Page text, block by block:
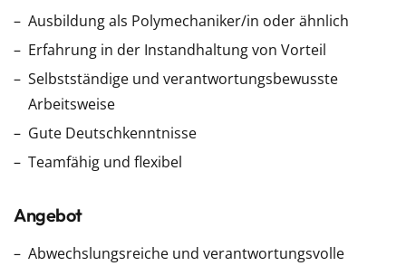
Ausbildung als Polymechaniker/in oder ähnlich
Erfahrung in der Instandhaltung von Vorteil
Selbstständige und verantwortungsbewusste
Arbeitsweise
Gute Deutschkenntnisse
Teamfähig und flexibel
Angebot
Abwechslungsreiche und verantwortungsvolle